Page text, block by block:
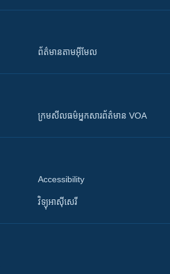
ព័ត៌មាន​តាម​អ៊ីមែល
ក្រម​​​សីលធម៌​​​អ្នក​​​សារព័ត៌មាន VOA
Accessibility
វិទ្យុ​អាស៊ី​សេរី